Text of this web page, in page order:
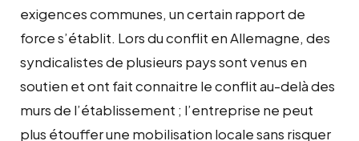
exigences communes, un certain rapport de
force s’établit. Lors du conflit en Allemagne, des
syndicalistes de plusieurs pays sont venus en
soutien et ont fait connaitre le conflit au-delà des
murs de l’établissement ; l’entreprise ne peut
plus étouffer une mobilisation locale sans risquer